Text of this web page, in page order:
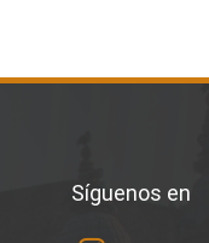
Síguenos en